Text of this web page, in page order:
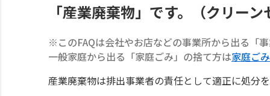
「産業廃棄物」です。（クリー
※このFAQは会社やお店などの事業所から出る「
一般家庭から出る「家庭ごみ」の捨て方は家庭ご
産業廃棄物は排出事業者の責任として適正に処分